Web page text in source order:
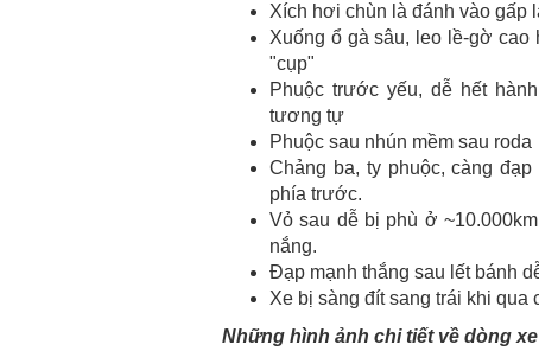
Xích hơi chùn là đánh vào gấp
Xuống ổ gà sâu, leo lề-gờ cao
"cụp"
Phuộc trước yếu, dễ hết
tương tự
Phuộc sau nhún mềm sau roda
Chảng ba, ty phuộc, càng
phía trước.
Vỏ sau dễ bị phù ở
nắng.
Đạp mạnh thắng sau lết bánh
Xe bị sàng đít sang trái khi qua
Những hình ảnh chi tiết về dòng